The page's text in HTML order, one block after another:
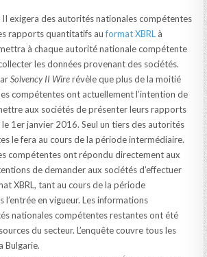
II exigera des autorités nationales compétentes
rapports quantitatifs auformat XBRL à
à chaque autorité nationale compétente
les données provenant des sociétés.
Solvency II Wirerévèle que plus de la moitié
compétentes ont actuellement l’intention de
aux sociétés de présenter leurs rapports
le 1er janvier 2016. Seul un tiers des autorités
le fera au cours de la période intermédiaire.
compétentes ont répondu directement aux
de demander aux sociétés d’effectuer
XBRL, tant au cours de la période
l’entrée en vigueur. Les informations
nationales compétentes restantes ont été
du secteur. L’enquête couvre tous les
Bulgarie.